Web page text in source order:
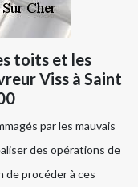
toits et les
Viss à Saint
par les mauvais
des opérations de
procéder à ces